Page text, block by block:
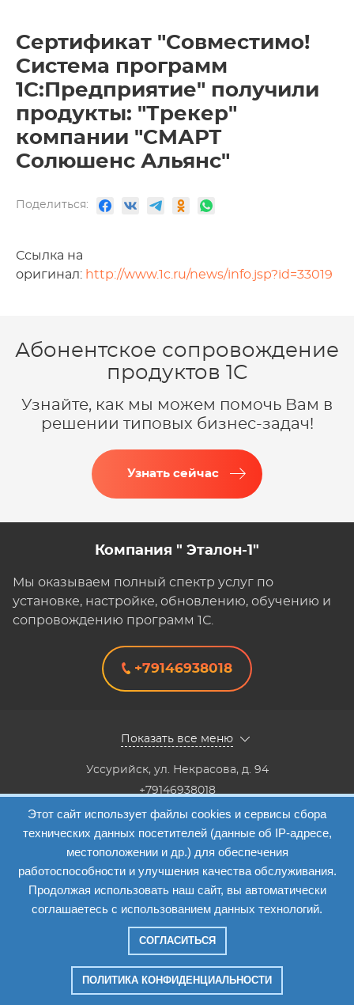
Этот сайт использует файлы cookies и сервисы сбора
технических данных посетителей (данные об IP-адресе,
местоположении и др.) для обеспечения
работоспособности и улучшения качества обслуживания.
Продолжая использовать наш сайт, вы автоматически
соглашаетесь с использованием данных технологий.
СОГЛАСИТЬСЯ
ПОЛИТИКА КОНФИДЕНЦИАЛЬНОСТИ
Сертификат "Совместимо!
Система программ
1С:Предприятие" получили
продукты: "Трекер"
компании "СМАРТ
Солюшенс Альянс"
Поделиться:
Ссылка на
оригинал: http://www.1c.ru/news/info.jsp?id=33019
Абонентское сопровождение
продуктов 1C
Узнайте, как мы можем помочь Вам в
решении типовых бизнес-задач!
Узнать сейчас
Компания " Эталон-1"
Мы оказываем полный спектр услуг по
установке, настройке, обновлению, обучению и
сопровождению программ 1С.
+79146938018
Показать все меню
Уссурийск, ул. Некрасова, д. 94
+79146938018
8(4234) 333-147, 8(4234) 333-818,8(4234) 38-40-20,8(4234)